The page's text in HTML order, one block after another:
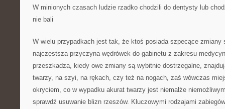
W minionych czasach ludzie rzadko chodzili do dentysty lub
nie bali
W wielu przypadkach jest tak, że ktoś posiada szpecące zmiany
najczęstsza przyczyna wędrówek do gabinetu z zakresu
przeszkadza, kiedy owe zmiany są wybitnie dostrzegalne,
twarzy, na szyi, na rękach, czy też na nogach, zaś wówczas
okryciem, co w wypadku akurat twarzy jest niemalże
sprawdź usuwanie blizn rzeszów. Kluczowymi rodzajami